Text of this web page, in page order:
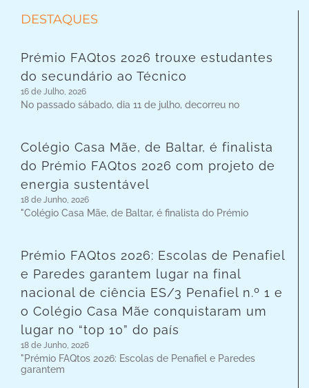
DESTAQUES
Prémio FAQtos 2026 trouxe estudantes
do secundário ao Técnico
16 de Julho, 2026
No passado sábado, dia 11 de julho, decorreu no
Colégio Casa Mãe, de Baltar, é finalista
do Prémio FAQtos 2026 com projeto de
energia sustentável
18 de Junho, 2026
"Colégio Casa Mãe, de Baltar, é finalista do Prémio
Prémio FAQtos 2026: Escolas de Penafiel
e Paredes garantem lugar na final
nacional de ciência ES/3 Penafiel n.º 1 e
o Colégio Casa Mãe conquistaram um
lugar no “top 10” do país
18 de Junho, 2026
"Prémio FAQtos 2026: Escolas de Penafiel e Paredes
garantem